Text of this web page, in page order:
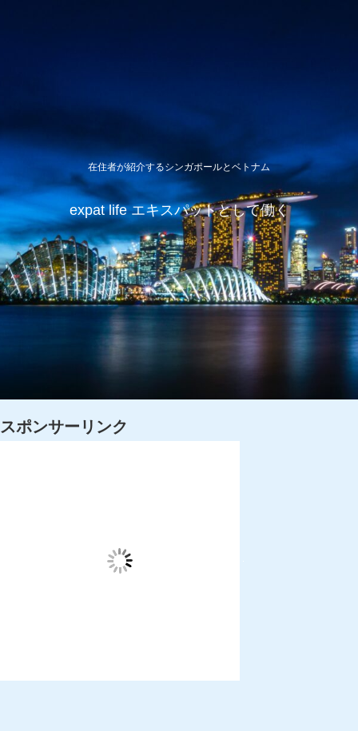
在住者が紹介するシンガポールとベトナム
expat life エキスパットとして働く
スポンサーリンク